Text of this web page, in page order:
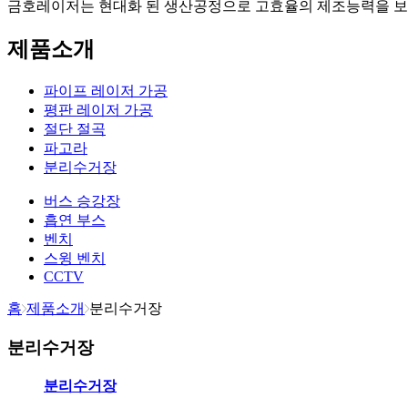
금호레이저는 현대화 된 생산공정으로 고효율의 제조능력을
제품소개
파이프 레이저 가공
평판 레이저 가공
절단 절곡
파고라
분리수거장
버스 승강장
흡연 부스
벤치
스윙 벤치
CCTV
홈 제품소개 분리수거장
분리수거장
분리수거장